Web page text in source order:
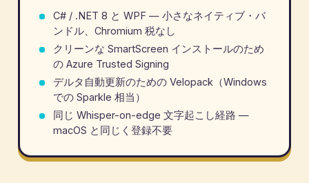
C# / .NET 8 と WPF — 小さなネイティブ・バ
ンドル、Chromium 税なし
クリーンな SmartScreen インストールのため
の Azure Trusted Signing
デルタ自動更新のための Velopack（Windows
での Sparkle 相当）
同じ Whisper-on-edge 文字起こし経路 —
macOS と同じく登録不要